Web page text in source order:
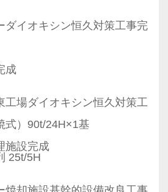
ダイオキシン恒久対策工事完
成
工場ダイオキシン恒久対策工
式）90t/24H×1基
施設完成
25t/5H